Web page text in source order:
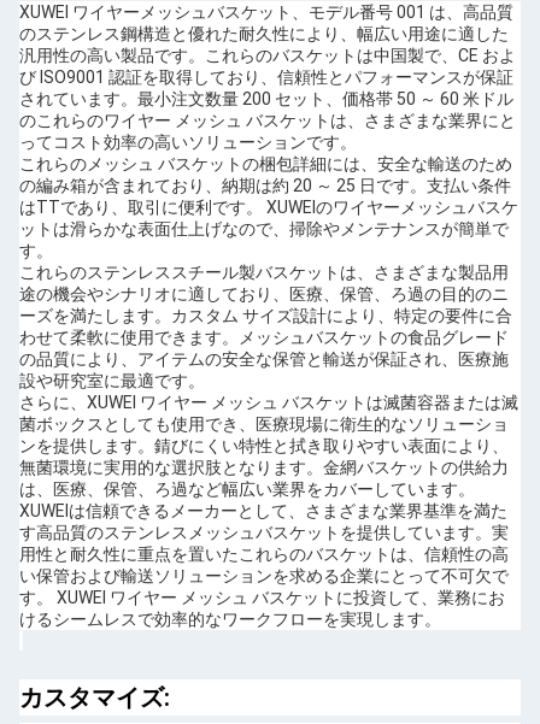
XUWEI ワイヤーメッシュバスケット、モデル番号 001 は、高品質
のステンレス鋼構造と優れた耐久性により、幅広い用途に適した
汎用性の高い製品です。これらのバスケットは中国製で、CE およ
び ISO9001 認証を取得しており、信頼性とパフォーマンスが保証
されています。最小注文数量 200 セット、価格帯 50 ～ 60 米ドル
のこれらのワイヤー メッシュ バスケットは、さまざまな業界にと
ってコスト効率の高いソリューションです。
これらのメッシュ バスケットの梱包詳細には、安全な輸送のため
の編み箱が含まれており、納期は約 20 ～ 25 日です。支払い条件
はTTであり、取引に便利です。 XUWEIのワイヤーメッシュバスケ
ットは滑らかな表面仕上げなので、掃除やメンテナンスが簡単で
す。
これらのステンレススチール製バスケットは、さまざまな製品用
途の機会やシナリオに適しており、医療、保管、ろ過の目的のニ
ーズを満たします。カスタム サイズ設計により、特定の要件に合
わせて柔軟に使用できます。メッシュバスケットの食品グレード
の品質により、アイテムの安全な保管と輸送が保証され、医療施
設や研究室に最適です。
さらに、XUWEI ワイヤー メッシュ バスケットは滅菌容器または滅
菌ボックスとしても使用でき、医療現場に衛生的なソリューショ
ンを提供します。錆びにくい特性と拭き取りやすい表面により、
無菌環境に実用的な選択肢となります。金網バスケットの供給力
は、医療、保管、ろ過など幅広い業界をカバーしています。
XUWEIは信頼できるメーカーとして、さまざまな業界基準を満た
す高品質のステンレスメッシュバスケットを提供しています。実
用性と耐久性に重点を置いたこれらのバスケットは、信頼性の高
い保管および輸送ソリューションを求める企業にとって不可欠で
す。 XUWEI ワイヤー メッシュ バスケットに投資して、業務にお
けるシームレスで効率的なワークフローを実現します。
カスタマイズ: